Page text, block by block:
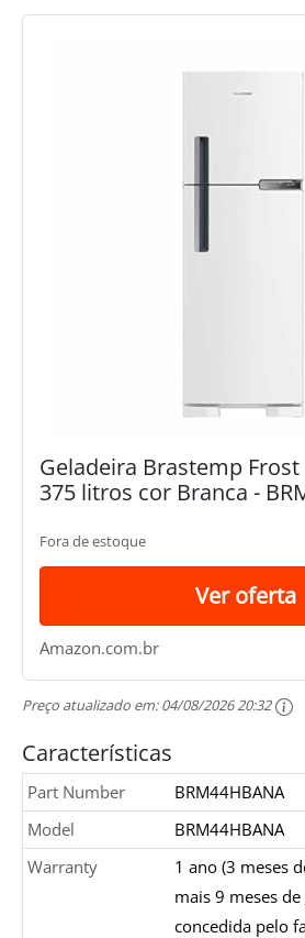
Geladeira Brastemp
375 litros cor Branca -
Fora de estoque
Ver oferta
Amazon.com.br
Preço atualizado em:04/08/2026 20:32
Características
Part Number
BRM44HBANA
Model
BRM44HBANA
Warranty
1 ano (3 meses
mais 9 meses
concedida pelo